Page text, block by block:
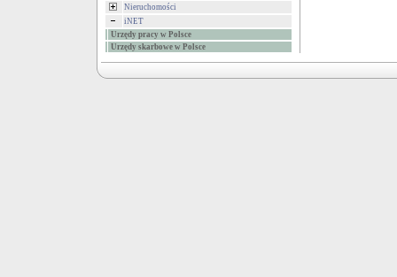
Nieruchomości
iNET
Urzędy pracy w Polsce
Urzędy skarbowe w Polsce